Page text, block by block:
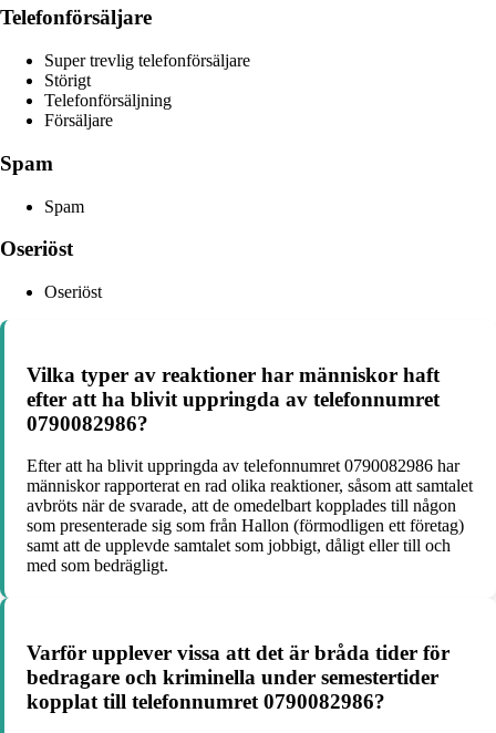
Telefonförsäljare
Super trevlig telefonförsäljare
Störigt
Telefonförsäljning
Försäljare
Spam
Spam
Oseriöst
Oseriöst
Vilka typer av reaktioner har människor haft
efter att ha blivit uppringda av telefonnumret
0790082986?
Efter att ha blivit uppringda av telefonnumret 0790082986 har
människor rapporterat en rad olika reaktioner, såsom att samtalet
avbröts när de svarade, att de omedelbart kopplades till någon
som presenterade sig som från Hallon (förmodligen ett företag)
samt att de upplevde samtalet som jobbigt, dåligt eller till och
med som bedrägligt.
Varför upplever vissa att det är bråda tider för
bedragare och kriminella under semestertider
kopplat till telefonnumret 0790082986?